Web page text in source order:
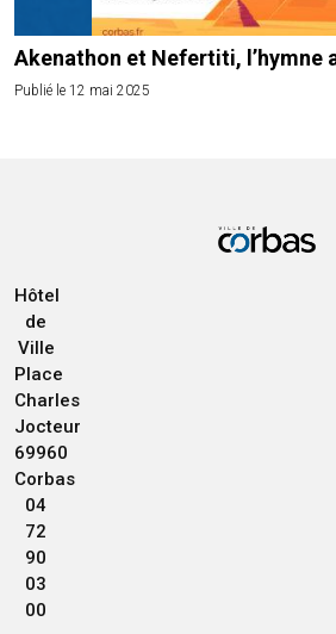
Akenathon et Nefertiti, l’hymne
Publié le 12 mai 2025
Hôtel
de
Ville
Place
Charles
Jocteur
69960
Corbas
04
72
90
03
00